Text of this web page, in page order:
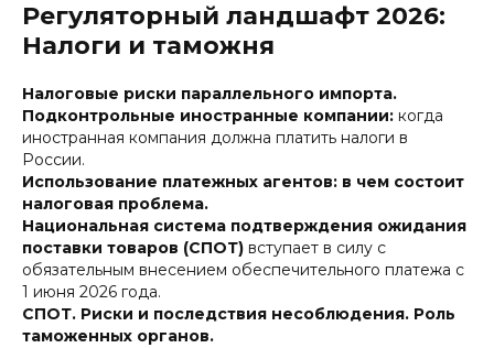
Регуляторный ландшафт 2026:
Налоги и таможня
Налоговые риски параллельного импорта.
Подконтрольные иностранные компании: когда
иностранная компания должна платить налоги в
России.
Использование платежных агентов: в чем состоит
налоговая проблема.
Национальная система подтверждения ожидания
поставки товаров (СПОТ) вступает в силу с
обязательным внесением обеспечительного платежа с
1 июня 2026 года.
СПОТ. Риски и последствия несоблюдения. Роль
таможенных органов.